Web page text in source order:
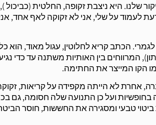
שלנו. היא ניצבת זקופה, החלטית (כביכול ),
לעמוד על שלי, אני לא זקוקה לאף אחד,
הכתב קריא לחלוטין, עגול מאוד, הוא
המרווחים בין האותיות משתנה עד כדי
הקו המייצר את החתימה.
אחרת לא הייתה מקפידה על קריאות,
ועל כן התנועה שלה חסומה, גם
טבעי ומסגירה את החששות, חוסר